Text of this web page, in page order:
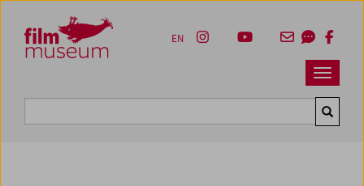
Zum Inhalt
Zum Hauptmenü
Zur Servicenavigation
Zum Suche
Navbar
EN